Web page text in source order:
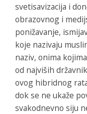
svetisavizacija i
obrazovnog i
ponižavanje,
koje nazivaju
naziv, onima
od najviših
ovog hibridnog
dok se ne ukaže
svakodnevno siju